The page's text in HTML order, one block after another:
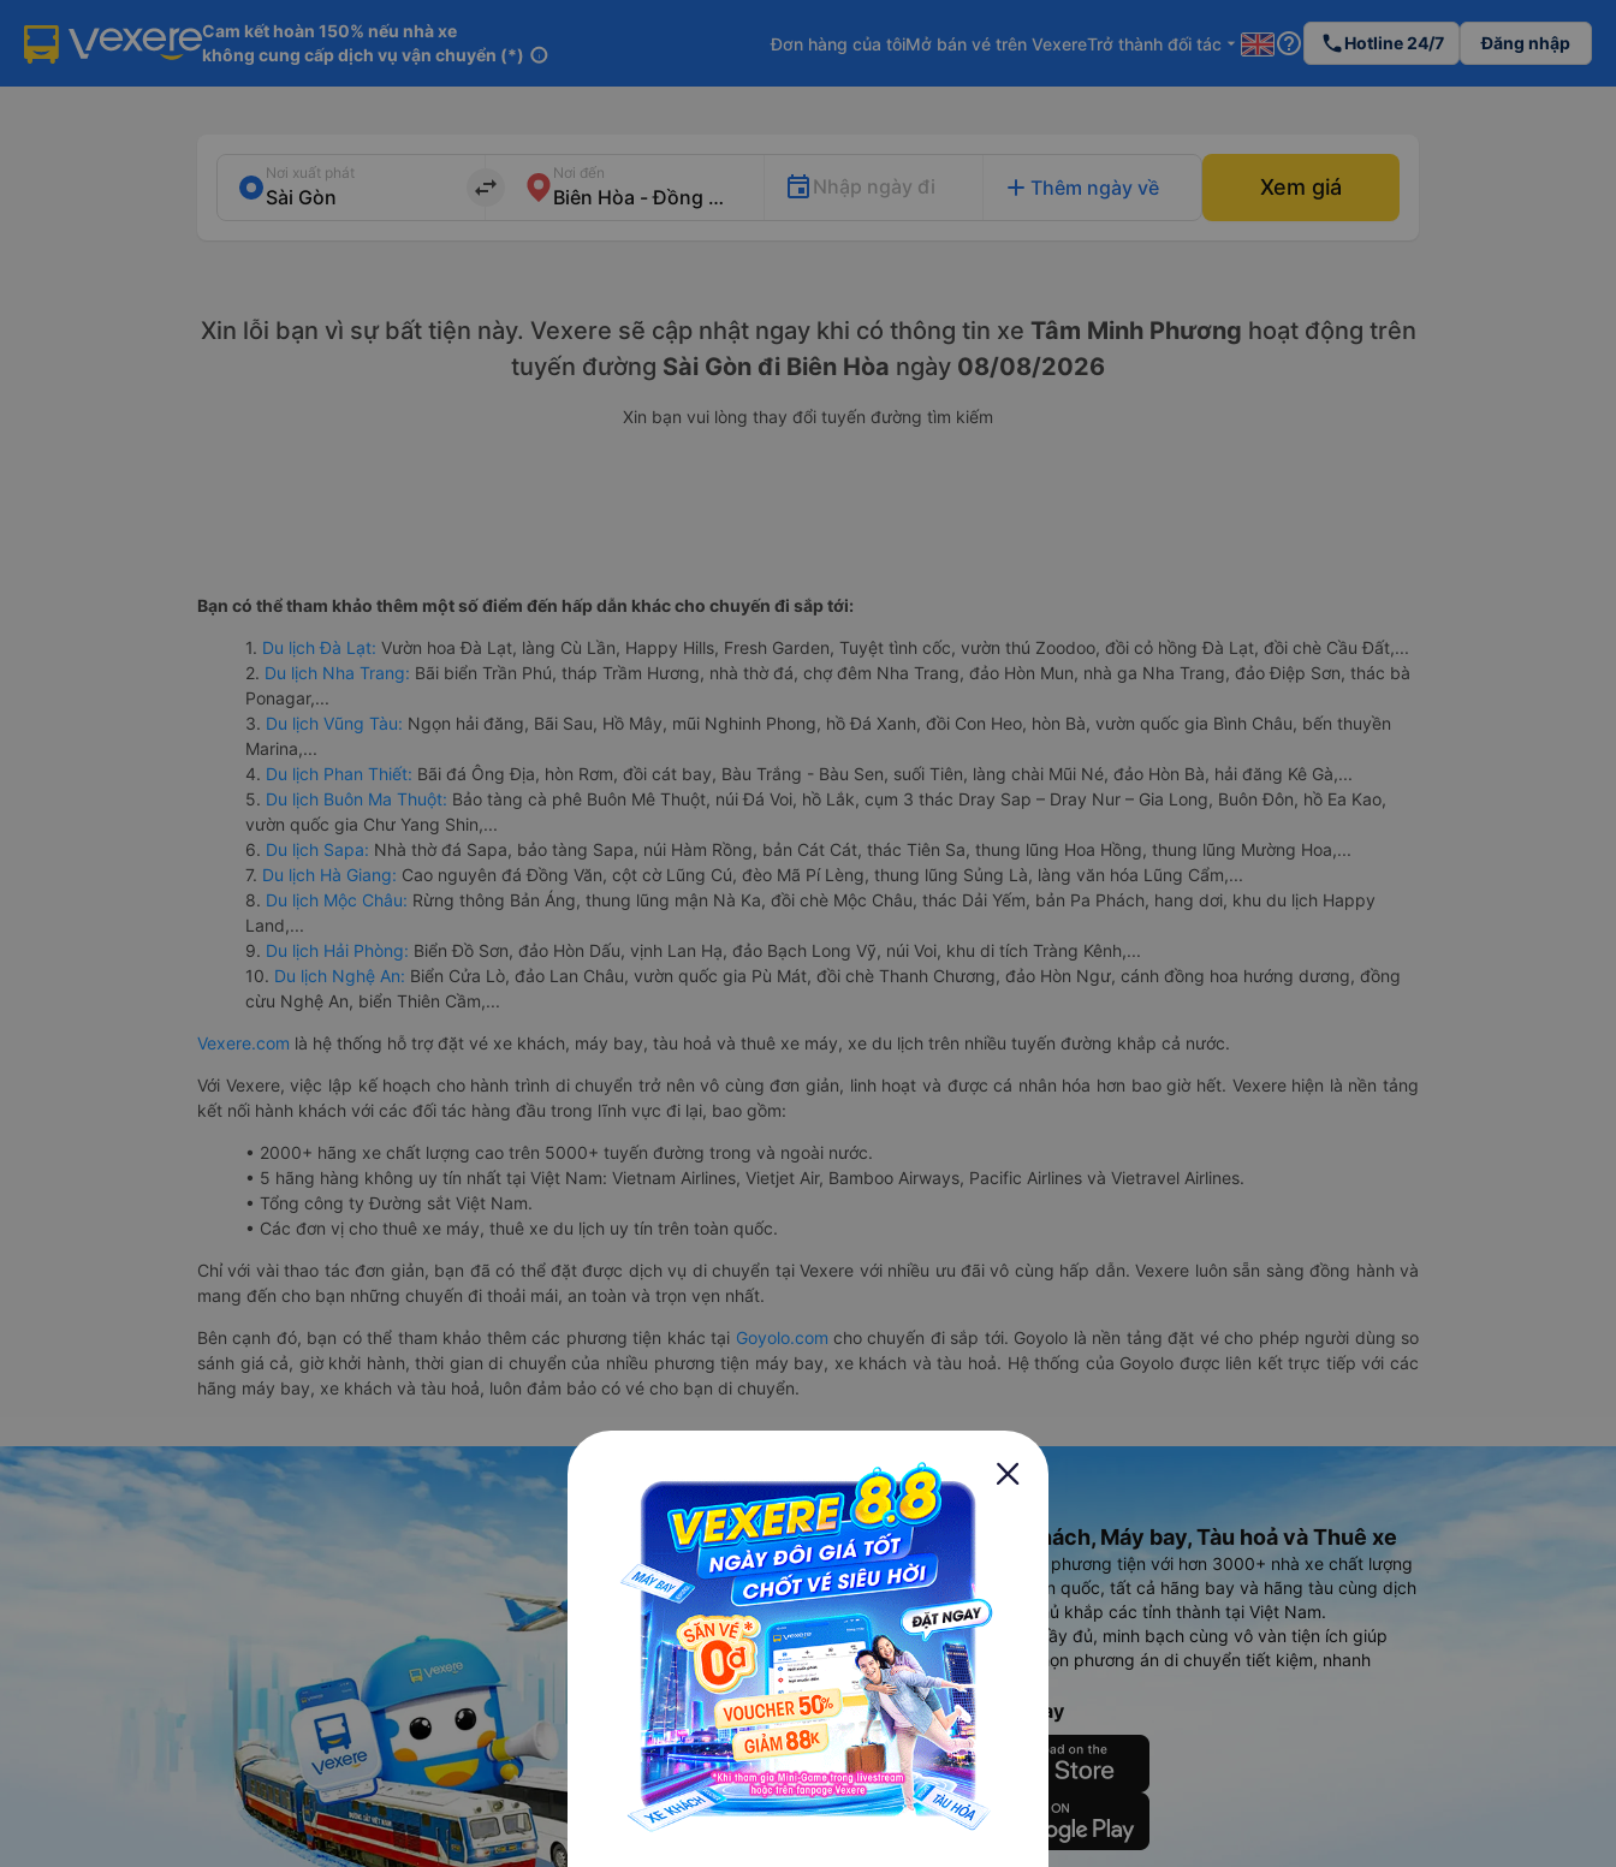
Cam kết hoàn 150% nếu nhà xe
không cung cấp dịch vụ vận chuyển (*) info
Đơn hàng của tôiMở bán vé trên VexereTrở thành đối tác arrow_drop_down help_outline phoneHotline 24/7 Đăng nhập
Nơi xuất phát
import_export
Nơi đến
Nhập ngày đi add Thêm ngày về Xem giá
Xin lỗi bạn vì sự bất tiện này. Vexere sẽ cập nhật ngay khi có thông tin xe Tâm Minh Phương hoạt động trên
tuyến đường Sài Gòn đi Biên Hòa ngày 08/08/2026
Xin bạn vui lòng thay đổi tuyến đường tìm kiếm
Bạn có thể tham khảo thêm một số điểm đến hấp dẫn khác cho chuyến đi sắp tới:
1. Du lịch Đà Lạt: Vườn hoa Đà Lạt, làng Cù Lần, Happy Hills, Fresh Garden, Tuyệt tình cốc, vườn thú Zoodoo, đồi cỏ hồng Đà Lạt, đồi chè Cầu Đất,...
2. Du lịch Nha Trang: Bãi biển Trần Phú, tháp Trầm Hương, nhà thờ đá, chợ đêm Nha Trang, đảo Hòn Mun, nhà ga Nha Trang, đảo Điệp Sơn, thác bà
Ponagar,...
3. Du lịch Vũng Tàu: Ngọn hải đăng, Bãi Sau, Hồ Mây, mũi Nghinh Phong, hồ Đá Xanh, đồi Con Heo, hòn Bà, vườn quốc gia Bình Châu, bến thuyền
Marina,...
4. Du lịch Phan Thiết: Bãi đá Ông Địa, hòn Rơm, đồi cát bay, Bàu Trắng - Bàu Sen, suối Tiên, làng chài Mũi Né, đảo Hòn Bà, hải đăng Kê Gà,...
5. Du lịch Buôn Ma Thuột: Bảo tàng cà phê Buôn Mê Thuột, núi Đá Voi, hồ Lắk, cụm 3 thác Dray Sap – Dray Nur – Gia Long, Buôn Đôn, hồ Ea Kao,
vườn quốc gia Chư Yang Shin,...
6. Du lịch Sapa: Nhà thờ đá Sapa, bảo tàng Sapa, núi Hàm Rồng, bản Cát Cát, thác Tiên Sa, thung lũng Hoa Hồng, thung lũng Mường Hoa,...
7. Du lịch Hà Giang: Cao nguyên đá Đồng Văn, cột cờ Lũng Cú, đèo Mã Pí Lèng, thung lũng Sủng Là, làng văn hóa Lũng Cẩm,...
8. Du lịch Mộc Châu: Rừng thông Bản Áng, thung lũng mận Nà Ka, đồi chè Mộc Châu, thác Dải Yếm, bản Pa Phách, hang dơi, khu du lịch Happy
Land,...
9. Du lịch Hải Phòng: Biển Đồ Sơn, đảo Hòn Dấu, vịnh Lan Hạ, đảo Bạch Long Vỹ, núi Voi, khu di tích Tràng Kênh,...
10. Du lịch Nghệ An: Biển Cửa Lò, đảo Lan Châu, vườn quốc gia Pù Mát, đồi chè Thanh Chương, đảo Hòn Ngư, cánh đồng hoa hướng dương, đồng
cừu Nghệ An, biển Thiên Cầm,...
Vexere.com là hệ thống hỗ trợ đặt vé xe khách, máy bay, tàu hoả và thuê xe máy, xe du lịch trên nhiều tuyến đường khắp cả nước.
Với Vexere, việc lập kế hoạch cho hành trình di chuyển trở nên vô cùng đơn giản, linh hoạt và được cá nhân hóa hơn bao giờ hết. Vexere hiện là nền tảng
kết nối hành khách với các đối tác hàng đầu trong lĩnh vực đi lại, bao gồm:
• 2000+ hãng xe chất lượng cao trên 5000+ tuyến đường trong và ngoài nước.
• 5 hãng hàng không uy tín nhất tại Việt Nam: Vietnam Airlines, Vietjet Air, Bamboo Airways, Pacific Airlines và Vietravel Airlines.
• Tổng công ty Đường sắt Việt Nam.
• Các đơn vị cho thuê xe máy, thuê xe du lịch uy tín trên toàn quốc.
Chỉ với vài thao tác đơn giản, bạn đã có thể đặt được dịch vụ di chuyển tại Vexere với nhiều ưu đãi vô cùng hấp dẫn. Vexere luôn sẵn sàng đồng hành và
mang đến cho bạn những chuyến đi thoải mái, an toàn và trọn vẹn nhất.
Bên cạnh đó, bạn có thể tham khảo thêm các phương tiện khác tại Goyolo.com cho chuyến đi sắp tới. Goyolo là nền tảng đặt vé cho phép người dùng so
sánh giá cả, giờ khởi hành, thời gian di chuyển của nhiều phương tiện máy bay, xe khách và tàu hoả. Hệ thống của Goyolo được liên kết trực tiếp với các
hãng máy bay, xe khách và tàu hoả, luôn đảm bảo có vé cho bạn di chuyển.
Ứng dụng đặt vé Xe khách, Máy bay, Tàu hoả và Thuê xe
Vexere - ứng dụng đặt vé đa phương tiện với hơn 3000+ nhà xe chất lượng
cao, 5000+ tuyến đường toàn quốc, tất cả hãng bay và hãng tàu cùng dịch
vụ thuê xe máy, xe du lịch phủ khắp các tỉnh thành tại Việt Nam.
Ứng dụng hiển thị thông tin đầy đủ, minh bạch cùng vô vàn tiện ích giúp
người dùng so sánh và lựa chọn phương án di chuyển tiết kiệm, nhanh
chóng và phù hợp nhất.
Tải ứng dụng Vexere ngay